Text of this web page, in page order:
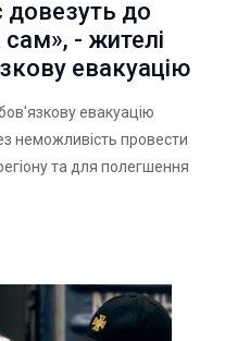
довезуть до
сам», - жителі
евакуацію
евакуацію
неможливість провести
та для полегшення